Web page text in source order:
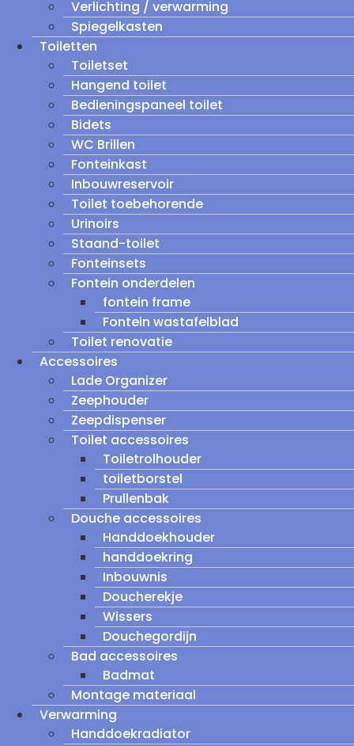
Verlichting / verwarming
Spiegelkasten
Toiletten
Toiletset
Hangend toilet
Bedieningspaneel toilet
Bidets
WC Brillen
Fonteinkast
Inbouwreservoir
Toilet toebehorende
Urinoirs
Staand-toilet
Fonteinsets
Fontein onderdelen
fontein frame
Fontein wastafelblad
Toilet renovatie
Accessoires
Lade Organizer
Zeephouder
Zeepdispenser
Toilet accessoires
Toiletrolhouder
toiletborstel
Prullenbak
Douche accessoires
Handdoekhouder
handdoekring
Inbouwnis
Doucherekje
Wissers
Douchegordijn
Bad accessoires
Badmat
Montage materiaal
Verwarming
Handdoekradiator